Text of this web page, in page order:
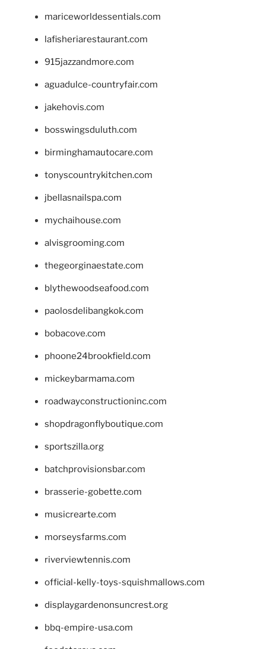
mariceworldessentials.com
lafisheriarestaurant.com
915jazzandmore.com
aguadulce-countryfair.com
jakehovis.com
bosswingsduluth.com
birminghamautocare.com
tonyscountrykitchen.com
jbellasnailspa.com
mychaihouse.com
alvisgrooming.com
thegeorginaestate.com
blythewoodseafood.com
paolosdelibangkok.com
bobacove.com
phoone24brookfield.com
mickeybarmama.com
roadwayconstructioninc.com
shopdragonflyboutique.com
sportszilla.org
batchprovisionsbar.com
brasserie-gobette.com
musicrearte.com
morseysfarms.com
riverviewtennis.com
official-kelly-toys-squishmallows.com
displaygardenonsuncrest.org
bbq-empire-usa.com